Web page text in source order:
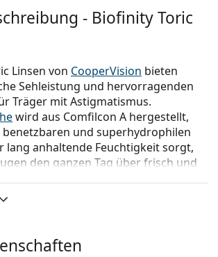
- Biofinity Toric
Linsen von CooperVision bieten
Sehleistung und hervorragenden
Träger mit Astigmatismus.
wird aus Comfilcon A hergestellt,
und superhydrophilen
lang anhaltende Feuchtigkeit sorgt,
den ganzen Tag über frisch und
und Komfort. Nach Rücksprache mit